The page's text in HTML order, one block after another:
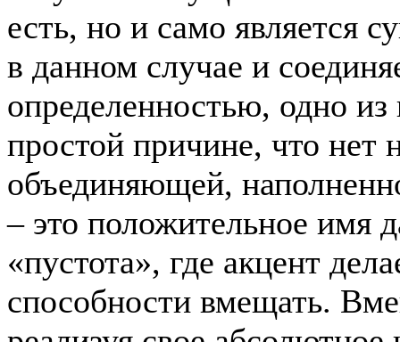
есть, но и само является
в данном случае и
определенностью, одно
простой причине, что нет
объединяющей,
– это положительное имя
«пустота», где акцент
способности вмещать.